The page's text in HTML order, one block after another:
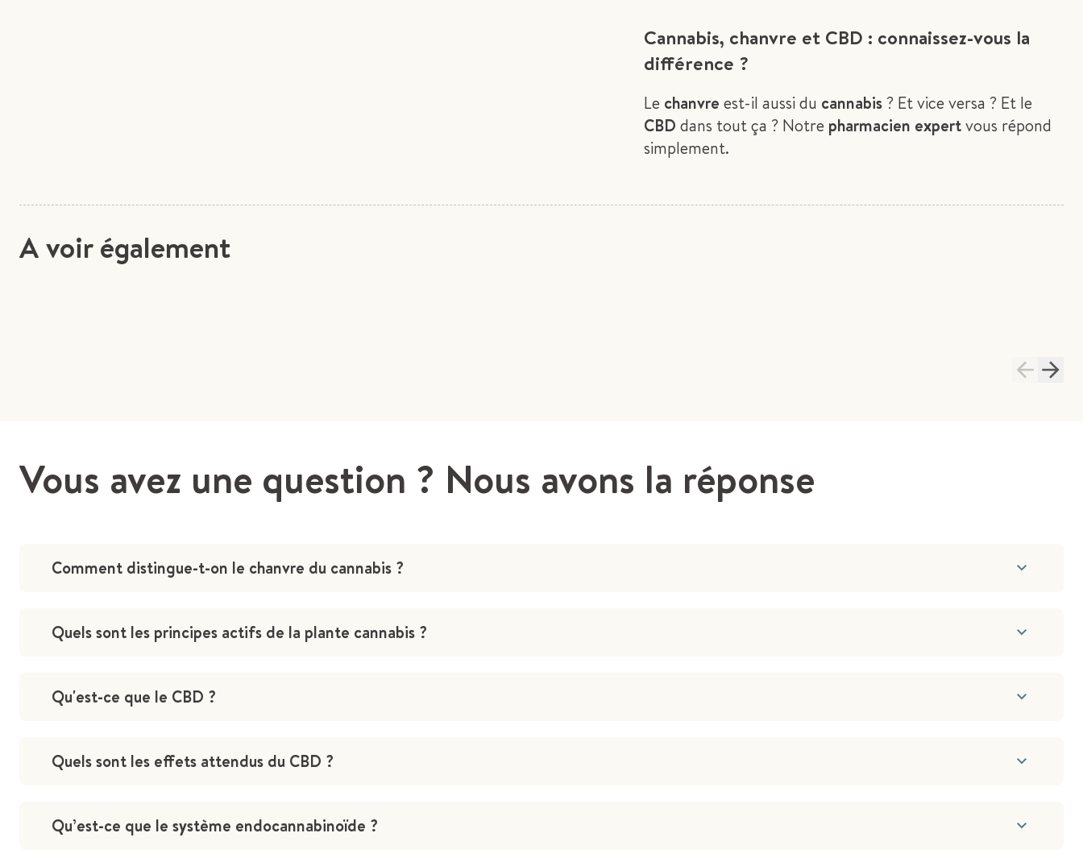
Cannabis, chanvre et CBD : connaissez-vous la
différence ?
Le chanvre est-il aussi du cannabis ? Et vice versa ? Et le
CBD dans tout ça ? Notre pharmacien expertvous répond
simplement.
A voir également
Vous avez une question ? Nous avons la réponse
Comment distingue-t-on le chanvre du cannabis ?
Quels sont les principes actifs de la plante cannabis ?
Qu'est-ce que le CBD ?
Quels sont les effets attendus du CBD ?
Qu’est-ce que le système endocannabinoïde ?